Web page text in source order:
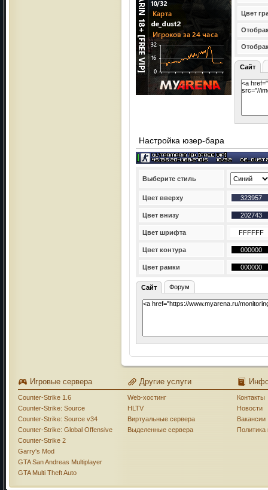
Цвет
Сайт
Настройка юзер-бара
Выберите стиль
Цвет вверху
Цвет внизу
Цвет шрифта
Цвет контура
Цвет рамки
Сайт Форум
Игровые сервера
Counter-Strike 1.6
Counter-Strike: Source
Counter-Strike: Source v34
Counter-Strike: Global Offensive
Counter-Strike 2
Garry's Mod
GTA San Andreas Multiplayer
GTA Multi Theft Auto
Другие услуги
Web-хостинг
HLTV
Виртуальные сервера
Выделенные сервера
Контакты
Новости
Вакансии
Политика